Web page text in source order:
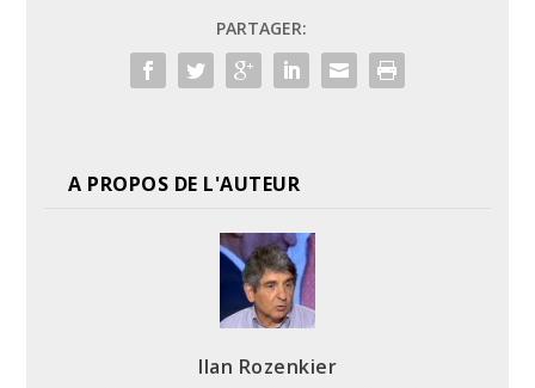
PARTAGER:
A PROPOS DE L'AUTEUR
Ilan Rozenkier